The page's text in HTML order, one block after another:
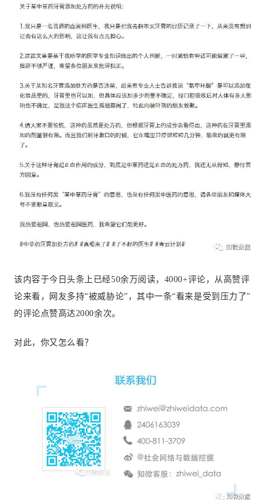
该内容于今日头条上已经50余万阅读，4000+评论，从高赞评
论来看，网友多持“被威胁论”，其中一条“看来是受到压力了”
的评论点赞高达2000余次。
对此，你又怎么看？